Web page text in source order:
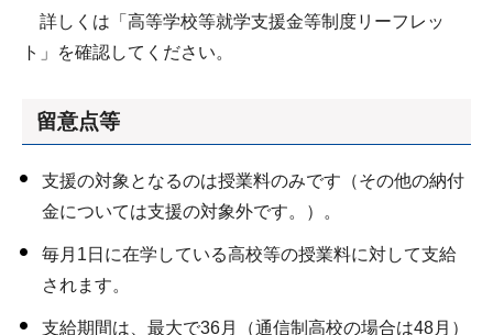
詳しくは「高等学校等就学支援金等制度リーフレッ
ト」を確認してください。
留意点等
支援の対象となるのは授業料のみです（その他の納付
金については支援の対象外です。）。
毎月1日に在学している高校等の授業料に対して支給
されます。
支給期間は、最大で36月（通信制高校の場合は48月）